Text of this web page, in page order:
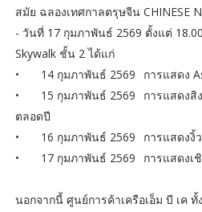
สมัย ฉลองเทศกาลตรุษจีน CHINESE
- วันที่ 17 กุมภาพันธ์ 2569 ตั้งแต่
Skywalk ชั้น 2 ได้แก่
•
14 กุมภาพันธ์ 2569
การแสดง
•
15 กุมภาพันธ์ 2569
การแสดงสิ
ตลอดปี
•
16 กุมภาพันธ์ 2569
การแสดงงิ้
•
17 กุมภาพันธ์ 2569 การแสดงเ
นอกจากนี้ ศูนย์การค้าเครือเอ็ม บี เค ทั้